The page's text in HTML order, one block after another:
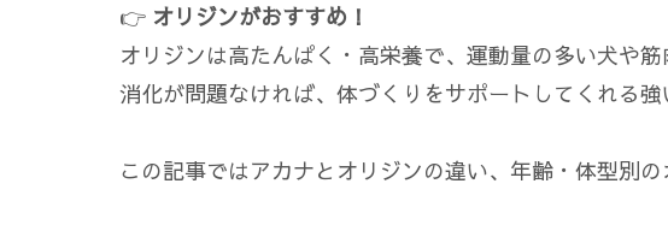
👉 オリジンがおすすめ！
オリジンは高たんぱく・高栄養で、運動量の多い犬や筋
消化が問題なければ、体づくりをサポートしてくれる強
この記事ではアカナとオリジンの違い、年齢・体型別の